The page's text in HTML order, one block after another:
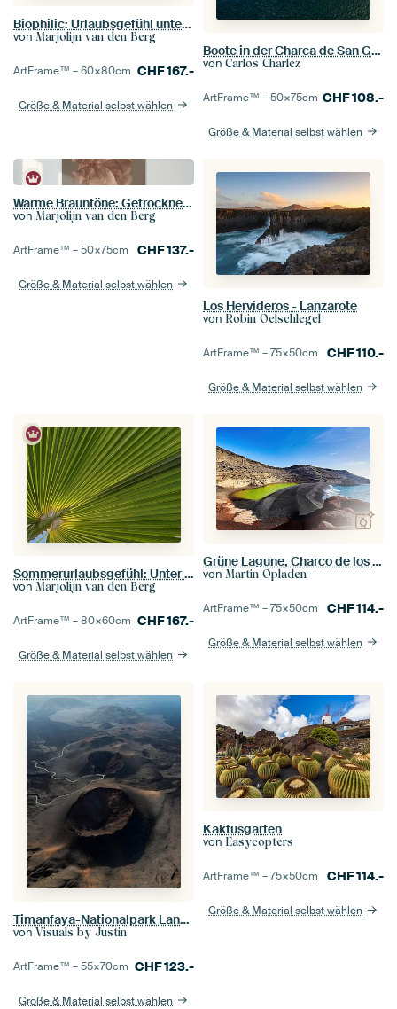
Biophilic: Urlaubsgefühl unter einem Palmblatt auf Lanzarote
von Marjolijn van den Berg
ArtFrame™ –60×80cm CHF167.-
Größe & Material selbst wählen
Boote in der Charca de San Ginés, Arrecife, Insel Lanzarote
von Carlos Charlez
ArtFrame™ –50×75cm CHF108.-
Größe & Material selbst wählen
Warme Brauntöne: Getrocknete Blütenblätter
von Marjolijn van den Berg
ArtFrame™ –50×75cm CHF137.-
Größe & Material selbst wählen
Los Hervideros - Lanzarote
von Robin Oelschlegel
ArtFrame™ –75×50cm CHF110.-
Größe & Material selbst wählen
Sommerurlaubsgefühl: Unter Palmenblättern auf Lanzarote
von Marjolijn van den Berg
ArtFrame™ –80×60cm CHF167.-
Größe & Material selbst wählen
Grüne Lagune, Charco de los Clicos, Lanzarote
von Martin Opladen
ArtFrame™ –75×50cm CHF114.-
Größe & Material selbst wählen
Timanfaya-Nationalpark Lanzarote
von Visuals by Justin
ArtFrame™ –55×70cm CHF123.-
Größe & Material selbst wählen
Kaktusgarten
von Easycopters
ArtFrame™ –75×50cm CHF114.-
Größe & Material selbst wählen